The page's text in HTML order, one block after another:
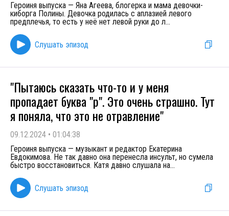
Героиня выпуска — Яна Агеева, блогерка и мама девочки-
киборга Полины. Девочка родилась с аплазией левого
предплечья, то есть у неё нет левой руки до л...
Слушать эпизод
"Пытаюсь сказать что-то и у меня
пропадает буква "р". Это очень страшно. Тут
я поняла, что это не отравление"
09.12.2024 • 01:04:38
Героиня выпуска — музыкант и редактор Екатерина
Евдокимова. Не так давно она перенесла инсульт, но сумела
быстро восстановиться. Катя давно слушала на...
Слушать эпизод